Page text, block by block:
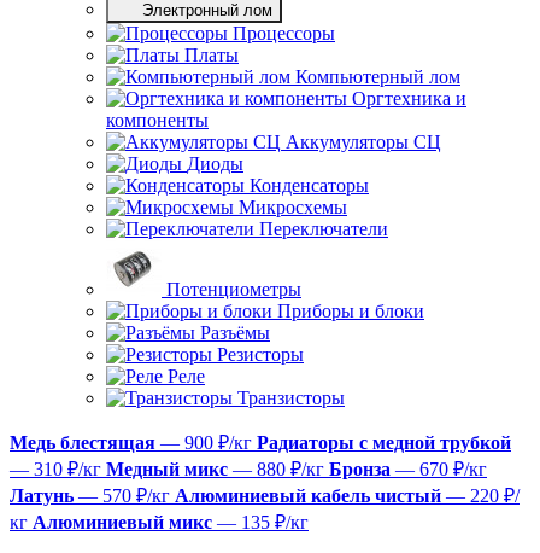
Электронный лом
Процессоры
Платы
Компьютерный лом
Оргтехника и
компоненты
Аккумуляторы СЦ
Диоды
Конденсаторы
Микросхемы
Переключатели
Потенциометры
Приборы и блоки
Разъёмы
Резисторы
Реле
Транзисторы
Медь блестящая — 900 ₽/кг Радиаторы с медной трубкой
— 310 ₽/кг Медный микс — 880 ₽/кг Бронза — 670 ₽/кг
Латунь — 570 ₽/кг Алюминиевый кабель чистый — 220 ₽/
кг Алюминиевый микс — 135 ₽/кг